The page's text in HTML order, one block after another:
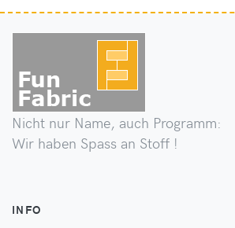
Nicht nur Name, auch Programm:
Wir haben Spass an Stoff !
INFO